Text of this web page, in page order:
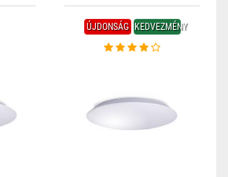
ÚJDONSÁG KEDVEZMÉNY